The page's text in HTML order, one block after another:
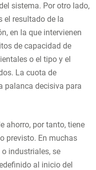
sistema. Por otro lado,
el resultado de la
en la que intervienen
de capacidad de
o el tipo y el
La cuota de
palanca decisiva para
ahorro, por tanto, tiene
previsto. En muchas
industriales, se
al inicio del